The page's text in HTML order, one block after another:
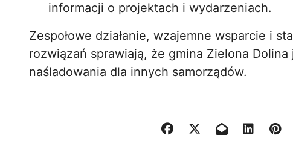
informacji o projektach i wydarzeniach.
Zespołowe działanie, wzajemne wsparcie i
rozwiązań sprawiają, że gmina Zielona
naśladowania dla innych samorządów.